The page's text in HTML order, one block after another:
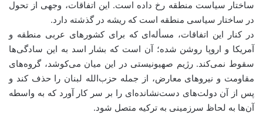
ساختار سیاست منطقه رخ داده است. این اتفاقات، وجهی از تحول
در ساختار سیاسی منطقه است که ریشه در گذشته دارد.
در کنار این اتفاقات، مسأله‌ای که برای کشورهای عربی منطقه و
آمریکا و اروپا روشن شده؛ آن است که بشار اسد به این سادگی‌ها
سقوط نمی‌کند. رژیم صهیونیستی در این میان می‌کوشد، گروه‌های
مقاومت و نیروهای معارض، از جمله حزب‌الله لبنان را حذف کند و
پس از آن دولت‌های دست‌نشانده‌ای را بر سر کار آورد که به واسطه
آن‌ها به لحاظ سرزمینی به ترکیه متصل شود.